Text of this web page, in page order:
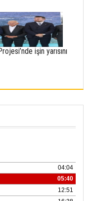
İlgi Alanlarımız ve Biz
02 Ekim 2025
SABAHATTİN
işin yarısını